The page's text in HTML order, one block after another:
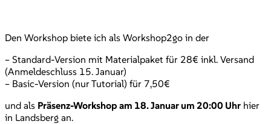
Den Workshop biete ich als Workshop2go in der
– Standard-Version mit Materialpaket für 28€ inkl. Versand
(Anmeldeschluss 15. Januar)
– Basic-Version (nur Tutorial) für 7,50€
und als Präsenz-Workshop am 18. Januar um 20:00 Uhr hier
in Landsberg an.